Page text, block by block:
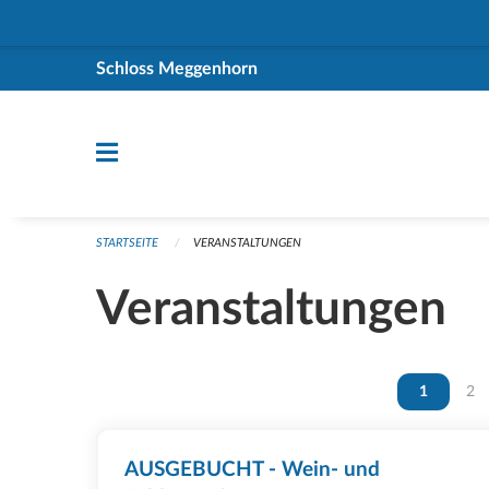
Schloss Meggenhorn
STARTSEITE VERANSTALTUNGEN
Veranstaltungen
Vous êtes
1 2
AUSGEBUCHT - Wein- und